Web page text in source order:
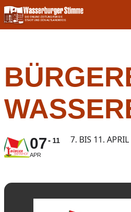
Skip
to
content
07
APR
11 7. BIS 11. APRIL